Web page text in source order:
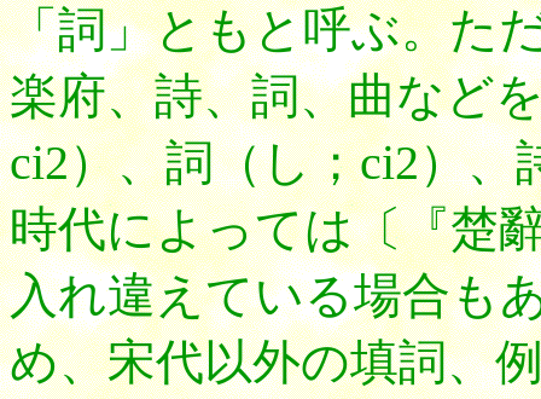
「詞」ともと呼ぶ。た
楽府、詩、詞、曲など
ci2）、詞（し；ci2）、
時代によっては〔『楚
入れ違えている場合も
め、宋代以外の填詞、